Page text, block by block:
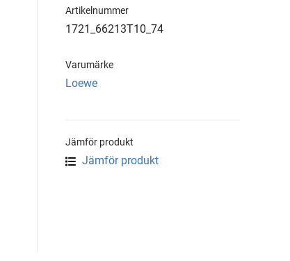
Artikelnummer
1721_66213T10_74
Varumärke
Loewe
Jämför produkt
Jämför produkt